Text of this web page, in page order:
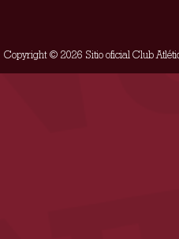
Copyright © 2026 Sitio oficial Club